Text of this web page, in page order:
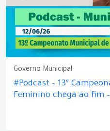
Governo Municipal
#Podcast – 13º
Feminino chega ao fim –